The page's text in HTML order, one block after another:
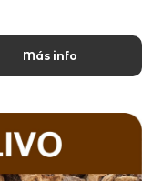
Más info